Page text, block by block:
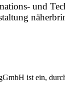
und
ist ein,